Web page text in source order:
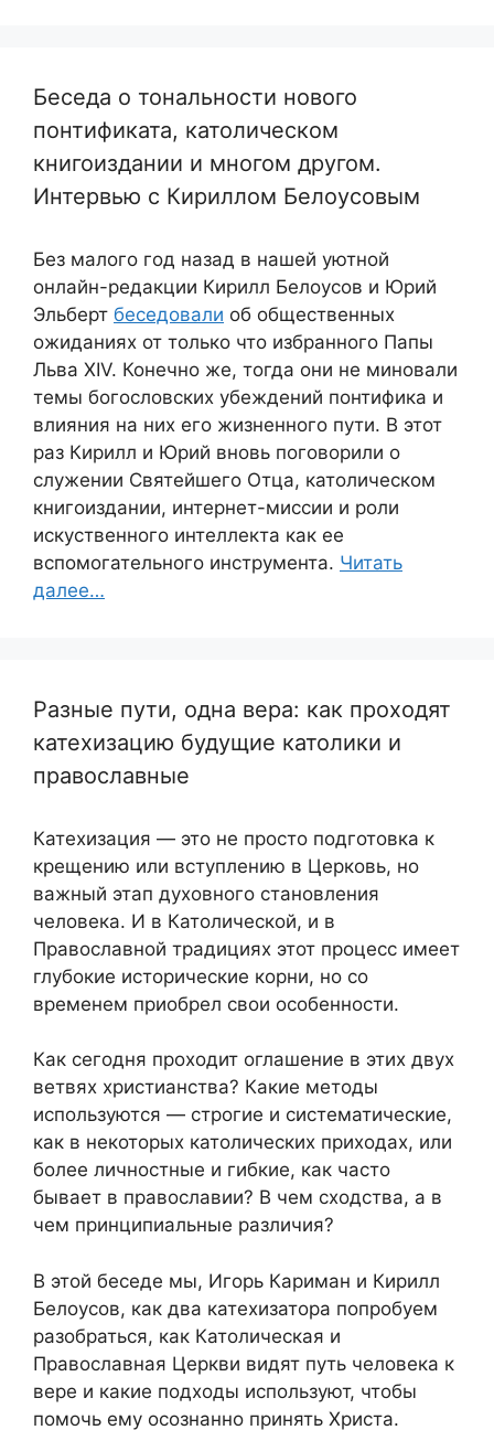
Беседа о тональности нового
понтификата, католическом
книгоиздании и многом другом.
Интервью с Кириллом Белоусовым
Без малого год назад в нашей уютной
онлайн-редакции Кирилл Белоусов и Юрий
Эльберт беседовали об общественных
ожиданиях от только что избранного Папы
Льва XIV. Конечно же, тогда они не миновали
темы богословских убеждений понтифика и
влияния на них его жизненного пути. В этот
раз Кирилл и Юрий вновь поговорили о
служении Святейшего Отца, католическом
книгоиздании, интернет-миссии и роли
искуственного интеллекта как ее
вспомогательного инструмента. Читать
далее…
Разные пути, одна вера: как проходят
катехизацию будущие католики и
православные
Катехизация — это не просто подготовка к
крещению или вступлению в Церковь, но
важный этап духовного становления
человека. И в Католической, и в
Православной традициях этот процесс имеет
глубокие исторические корни, но со
временем приобрел свои особенности.
Как сегодня проходит оглашение в этих двух
ветвях христианства? Какие методы
используются — строгие и систематические,
как в некоторых католических приходах, или
более личностные и гибкие, как часто
бывает в православии? В чем сходства, а в
чем принципиальные различия?
В этой беседе мы, Игорь Кариман и Кирилл
Белоусов, как два катехизатора попробуем
разобраться, как Католическая и
Православная Церкви видят путь человека к
вере и какие подходы используют, чтобы
помочь ему осознанно принять Христа.